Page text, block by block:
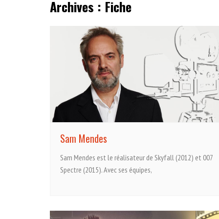
Archives : Fiche
Sam Mendes
Sam Mendes est le réalisateur de Skyfall (2012) et 007
Spectre (2015). Avec ses équipes,